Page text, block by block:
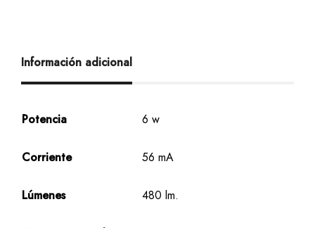
Información adicional
Potencia 6 w
Corriente 56 mA
Lúmenes 480 lm.